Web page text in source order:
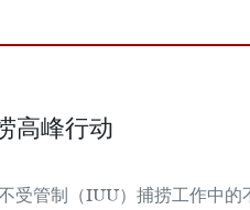
高峰行动
受管制（IUU）捕捞工作中的